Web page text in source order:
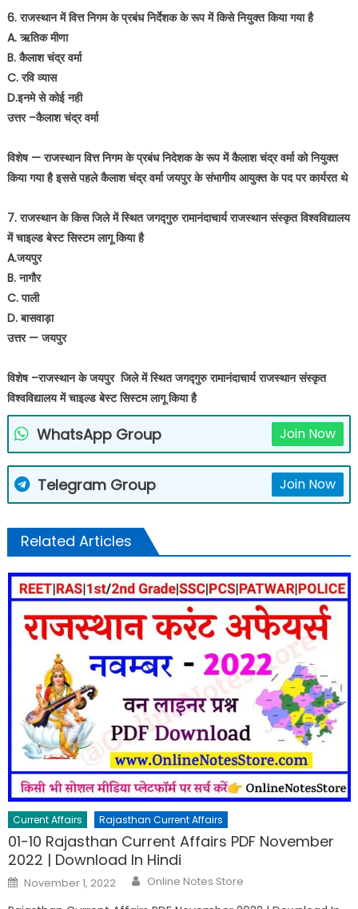
6. राजस्थान में वित्त निगम के प्रबंध निर्देशक के रूप में किसे नियुक्त किया गया है
A. ऋतिक मीणा
B. कैलाश चंद्र वर्मा
C. रवि व्यास
D.इनमे से कोई नही
उत्तर –कैलाश चंद्र वर्मा
विशेष — राजस्थान वित्त निगम के प्रबंध निदेशक के रूप में कैलाश चंद्र वर्मा को नियुक्त
किया गया है इससे पहले कैलाश चंद्र वर्मा जयपुर के संभागीय आयुक्त के पद पर कार्यरत थे
7. राजस्थान के किस जिले में स्थित जगद्गुरु रामानंदाचार्य राजस्थान संस्कृत विश्वविद्यालय
में चाइल्ड बेस्ट सिस्टम लागू किया है
A.जयपुर
B. नागौर
C. पाली
D. बासवाड़ा
उत्तर — जयपुर
विशेष –राजस्थान के जयपुर जिले में स्थित जगद्गुरु रामानंदाचार्य राजस्थान संस्कृत
विश्वविद्यालय में चाइल्ड बेस्ट सिस्टम लागू किया है
WhatsApp Group Join Now
Telegram Group Join Now
Related Articles
Current Affairs Rajasthan Current Affairs
01-10 Rajasthan Current Affairs PDF November
2022 | Download In Hindi
Posted
on
November 1, 2022 Author
Online Notes Store